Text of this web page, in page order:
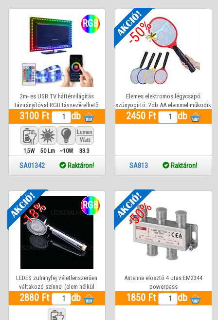
RGB
2m- es USB TV háttérvilágítás
távirányítóval RGB távvezérelhető
3100 Ft db
1,5W 50 Lm ~10W 33.3
SA01342 Raktáron!
-50%
Elemes elektromos légycsapó
szúnyogírtó. 2db AA elemmel működik
(nem tartozék)
2450 Ft db
SA813 Raktáron!
-18% RGB
LEDES zuhanyfej véletlenszerűen
váltakozó színnel (elem nélkül
működik)
2880 Ft db
-50%
Antenna elosztó 4 utas EM2344
powerpass
1850 Ft db